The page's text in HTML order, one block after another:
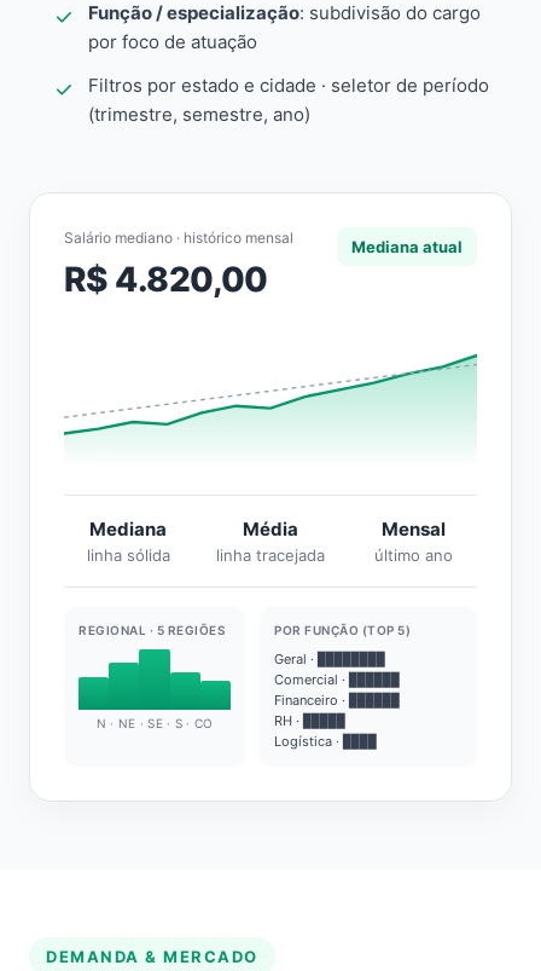
Função / especialização: subdivisão do cargo
por foco de atuação
Filtros por estado e cidade · seletor de período
(trimestre, semestre, ano)
Salário mediano · histórico mensal
R$ 4.820,00
Mediana atual
Mediana
linha sólida
Média
linha tracejada
Mensal
último ano
REGIONAL · 5 REGIÕES
N · NE · SE · S · CO
POR FUNÇÃO (TOP 5)
Geral · ████████
Comercial · ██████
Financeiro · ██████
RH · █████
Logística · ████
DEMANDA & MERCADO